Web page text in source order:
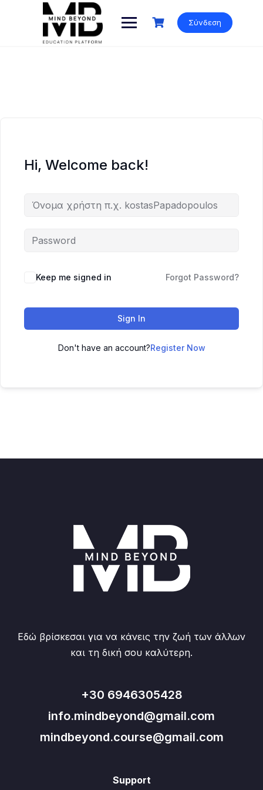
Σύνδεση
Hi, Welcome back!
Keep me signed in Forgot Password?
Sign In
Don't have an account?Register Now
Εδώ βρίσκεσαι για να κάνεις την ζωή των άλλων
και τη δική σου καλύτερη.
+30 6946305428
info.mindbeyond@gmail.com
mindbeyond.course@gmail.com
Support